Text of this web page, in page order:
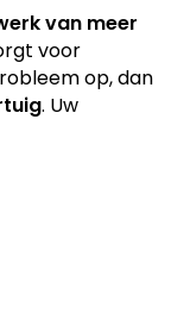
van meer
voor
op, dan
. Uw